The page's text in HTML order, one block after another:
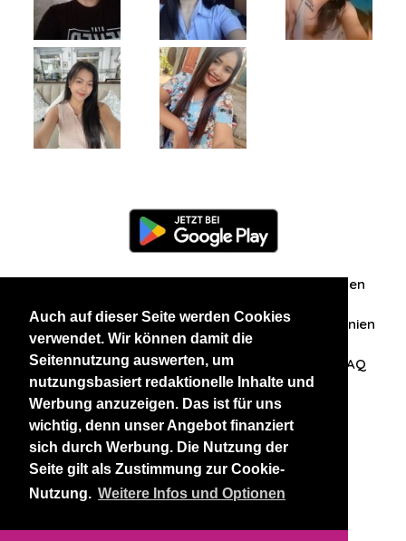
Auch auf dieser Seite werden Cookies
verwendet. Wir können damit die
Seitennutzung auswerten, um
nutzungsbasiert redaktionelle Inhalte und
Werbung anzuzeigen. Das ist für uns
wichtig, denn unser Angebot finanziert
sich durch Werbung. Die Nutzung der
Seite gilt als Zustimmung zur Cookie-
Nutzung. Weitere Infos und Optionen
Zuschriften/Erfahrungen
Datenschutzerklärung AGB Datenschutzrichtlinien
Nehmen Sie Kontakt mit uns auf FAQ
Unsere anderen Websites
BlackAndBeauties RussianKisses